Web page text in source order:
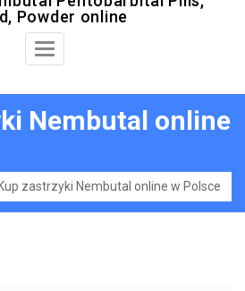
Powder online
Toggle
Nembutal online
Kup zastrzyki Nembutal online w Polsce